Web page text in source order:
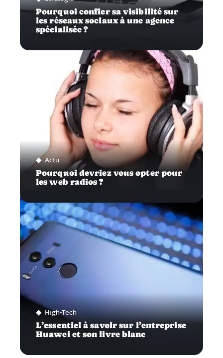
Pourquoi confier sa visibilité sur
les réseaux sociaux à une agence
spécialisée ?
Actu
Pourquoi devriez vous opter pour
les web radios ?
High-Tech
L’essentiel à savoir sur l’entreprise
Huawei et son livre blanc